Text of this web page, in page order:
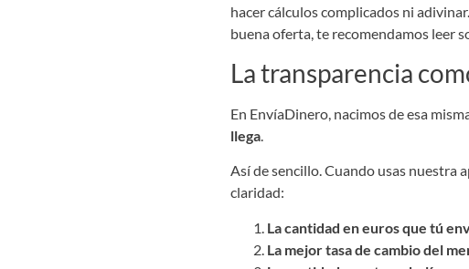
hacer cálculos complicados ni
buena oferta, te recomendamos leer
La transparencia
En EnvíaDinero, nacimos de esa
llega
Así de sencillo. Cuando usas nuestra
claridad:
La cantidad en euros que tú
La mejor tasa de cambio del